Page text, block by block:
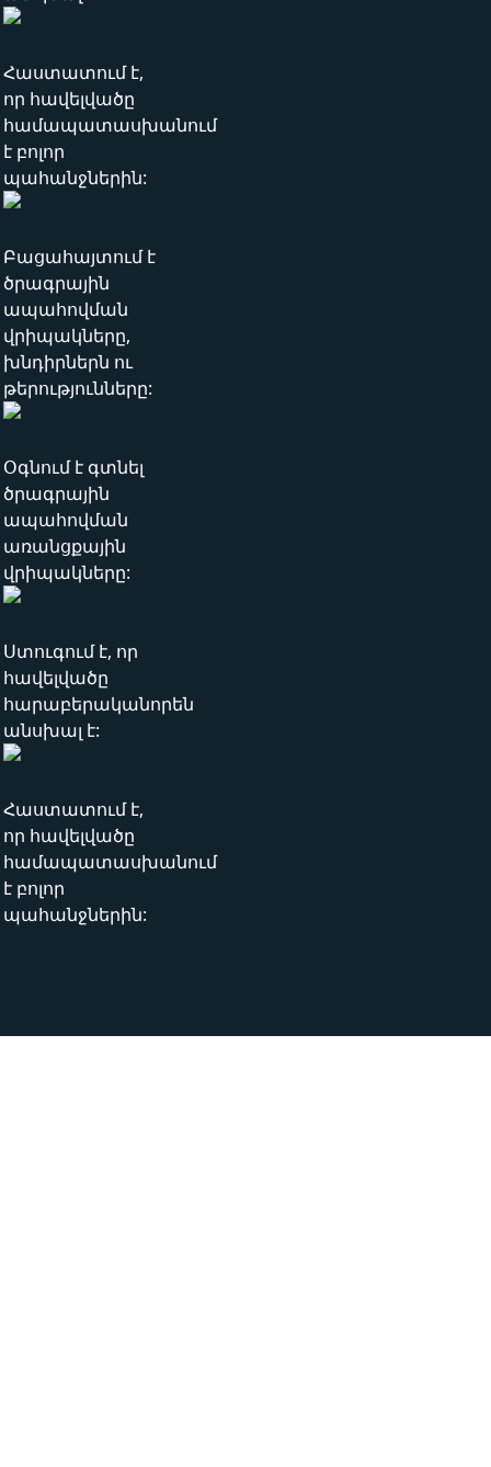
Հաստատում է,
որ հավելվածը
համապատասխանում
է բոլոր
պահանջներին:
Բացահայտում է
ծրագրային
ապահովման
վրիպակները,
խնդիրներն ու
թերությունները:
Օգնում է գտնել
ծրագրային
ապահովման
առանցքային
վրիպակները:
Ստուգում է, որ
հավելվածը
հարաբերականորեն
անսխալ է:
Հաստատում է,
որ հավելվածը
համապատասխանում
է բոլոր
պահանջներին: